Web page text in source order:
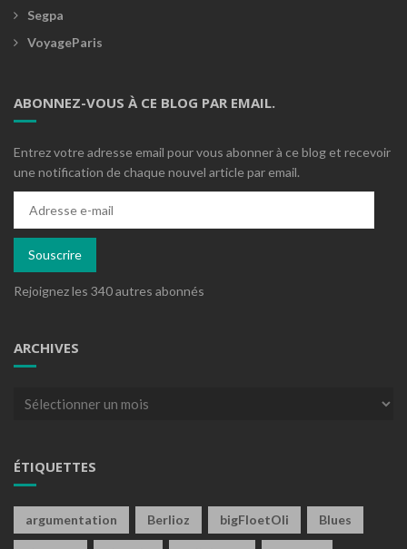
Segpa
VoyageParis
ABONNEZ-VOUS À CE BLOG PAR EMAIL.
Entrez votre adresse email pour vous abonner à ce blog et recevoir
une notification de chaque nouvel article par email.
mail
Souscrire
Rejoignez les 340 autres abonnés
ARCHIVES
Archives
ÉTIQUETTES
argumentation Berlioz bigFloetOli Blues